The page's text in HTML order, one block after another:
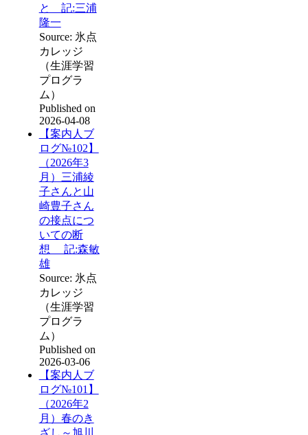
と 記:三浦
隆一
Source: 氷点
カレッジ
（生涯学習
プログラ
ム）
Published on
2026-04-08
【案内人ブ
ログ№102】
（2026年3
月）三浦綾
子さんと山
崎豊子さん
の接点につ
いての断
想 記:森敏
雄
Source: 氷点
カレッジ
（生涯学習
プログラ
ム）
Published on
2026-03-06
【案内人ブ
ログ№101】
（2026年2
月）春のき
ざし～旭川